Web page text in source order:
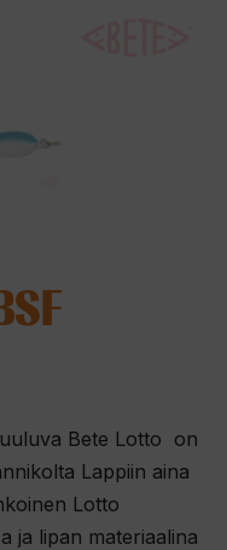
Bete Lotto on
Lappiin aina
Lotto
ja lipan materiaalina